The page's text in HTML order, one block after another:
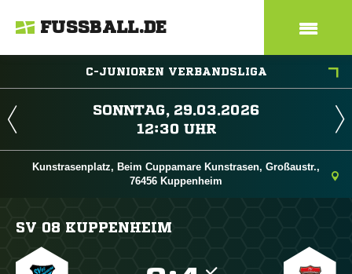
FUSSBALL.DE
C-JUNIOREN VERBANDSLIGA
 
 
Kunstrasenplatz, Beim Cuppamare Kunstrasen, Großaustr.,
76456 Kuppenheim
SV 08 KUPPENHEIM